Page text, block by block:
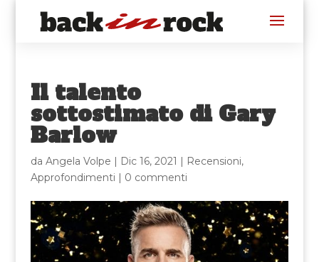
Il talento
sottostimato di Gary
Barlow
da Angela Volpe | Dic 16, 2021 | Recensioni,
Approfondimenti | 0 commenti